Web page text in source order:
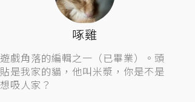
啄雞
遊戲角落的編輯之一（已畢業）。頭
貼是我家的貓，他叫米漿，你是不是
想吸人家？